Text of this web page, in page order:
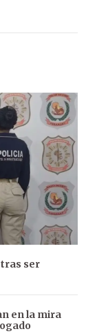
tras ser
en la mira